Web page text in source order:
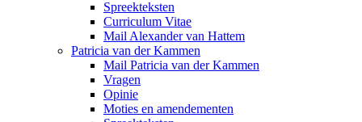
Spreekteksten
Curriculum Vitae
Mail Alexander van Hattem
Patricia van der Kammen
Mail Patricia van der Kammen
Vragen
Opinie
Moties en amendementen